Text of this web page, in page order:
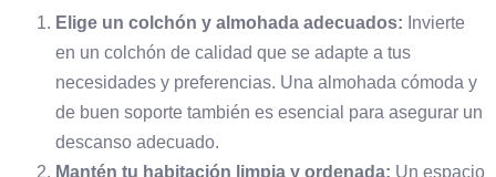
Elige un colchón y almohada adecuados: Invierte
en un colchón de calidad que se adapte a tus
necesidades y preferencias. Una almohada cómoda y
de buen soporte también es esencial para asegurar un
descanso adecuado.
Mantén tu habitación limpia y ordenada: Un espacio